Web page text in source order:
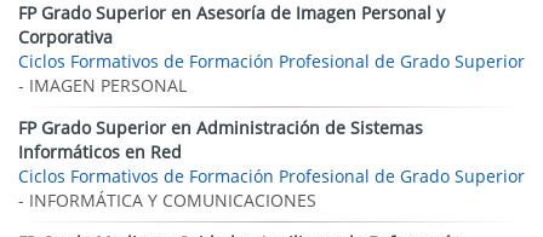
FP Grado Superior en Asesoría de Imagen Personal y
Corporativa
Ciclos Formativos de Formación Profesional de Grado Superior
- IMAGEN PERSONAL
FP Grado Superior en Administración de Sistemas
Informáticos en Red
Ciclos Formativos de Formación Profesional de Grado Superior
- INFORMÁTICA Y COMUNICACIONES